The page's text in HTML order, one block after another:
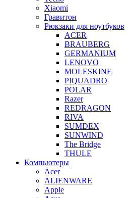
Xiaomi
Гравитон
Рюкзаки для ноутбуков
ACER
BRAUBERG
GERMANIUM
LENOVO
MOLESKINE
PIQUADRO
POLAR
Razer
REDRAGON
RIVA
SUMDEX
SUNWIND
The Bridge
THULE
Компьютеры
Acer
ALIENWARE
Apple